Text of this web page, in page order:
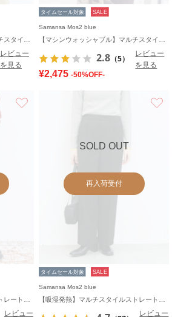
レビュー
を見る
タイムセール対象 SALE
Samansa Mos2 blue
2.8 （5）
レビュー
を見る
¥2,475 -50%OFF-
レビュー
SOLD OUT
再入荷受付
タイムセール対象 SALE
Samansa Mos2 blue
レビュー